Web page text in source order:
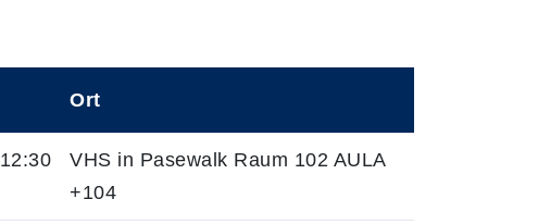
Ort
VHS in Pasewalk Raum 102 AULA
+104